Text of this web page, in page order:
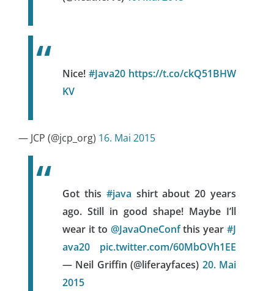
Nice! #Java20 https://t.co/ckQ51BHW
KV
— JCP (@jcp_org) 16. Mai 2015
Got this #java shirt about 20 years
ago. Still in good shape! Maybe I’ll
wear it to @JavaOneConfthis year #J
ava20
pic.twitter.com/60MbOVh1EE
— Neil Griffin (@liferayfaces) 20. Mai
2015